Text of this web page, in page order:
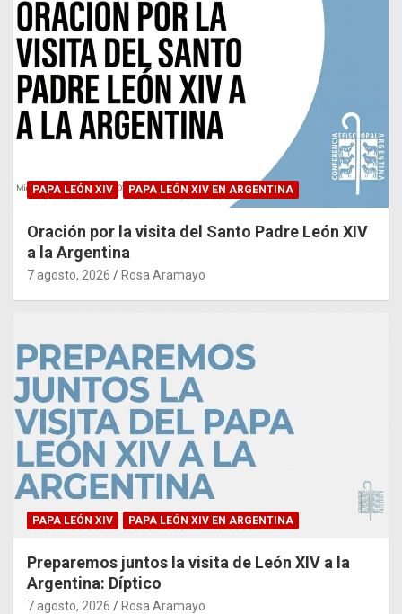
PAPA LEÓN XIV PAPA LEÓN XIV EN ARGENTINA
Oración por la visita del Santo Padre León XIV
a la Argentina
7 agosto, 2026 Rosa Aramayo
PAPA LEÓN XIV PAPA LEÓN XIV EN ARGENTINA
Preparemos juntos la visita de León XIV a la
Argentina: Díptico
7 agosto, 2026 Rosa Aramayo